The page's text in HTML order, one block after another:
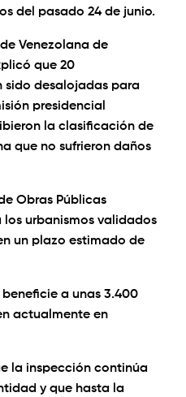
del pasado 24 de junio.
Venezolana de
que 20
sido desalojadas para
presidencial
la clasificación de
que no sufrieron daños
Obras Públicas
urbanismos validados
un plazo estimado de
a unas 3.400
actualmente en
la inspección continúa
y que hasta la